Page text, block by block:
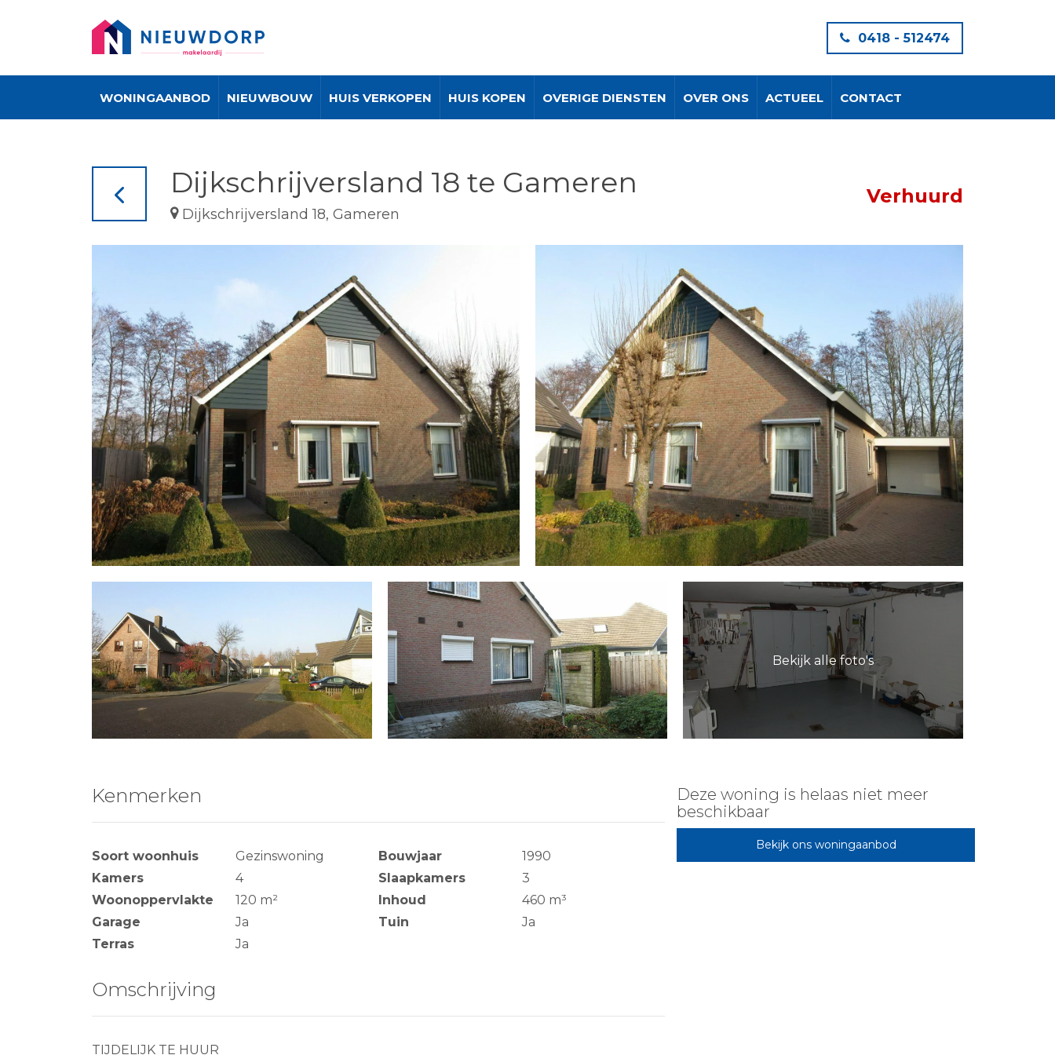
0418 - 512474
WONINGAANBOD NIEUWBOUW HUIS VERKOPEN HUIS KOPEN OVERIGE DIENSTEN OVER ONS ACTUEEL CONTACT
Dijkschrijversland 18 te Gameren
Dijkschrijversland 18, Gameren
Verhuurd
Bekijk alle foto's
Kenmerken
Soort woonhuis Gezinswoning Bouwjaar
1990
Kamers
4 Slaapkamers
3
Woonoppervlakte
120 m² Inhoud
460 m³
Garage
Ja Tuin
Ja
Terras
Ja
Omschrijving
TIJDELIJK TE HUUR
Deze woning is helaas niet meer
beschikbaar
Bekijk ons woningaanbod